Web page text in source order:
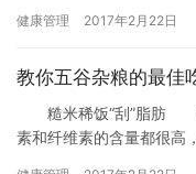
无需特殊设备，患者在自
后，将臀部坐在盆里。一
～30分钟，中途可以加
坚持治疗到前列腺炎治愈
前全国病人应该不低于
健康管理 2017年2月22日
教你五谷杂粮的最佳
糙米稀饭“刮”脂肪 糙
素和纤维素的含量都很高